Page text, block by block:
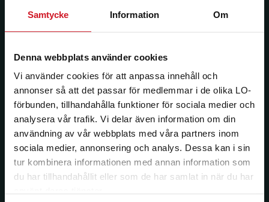
Samtycke Information Om
Denna webbplats använder cookies
Vi använder cookies för att anpassa innehåll och
annonser så att det passar för medlemmar i de olika LO-
förbunden, tillhandahålla funktioner för sociala medier och
analysera vår trafik. Vi delar även information om din
användning av vår webbplats med våra partners inom
sociala medier, annonsering och analys. Dessa kan i sin
tur kombinera informationen med annan information som
du har tillhandahållit eller som de har samlat in när du har
Jag vill ha e-post om aktuella erbjudanden och
medlemsförmåner från LO Mervärde. LO Mervärde
kommer att hantera mina personuppgifter i enlighet
med allmänna dataskyddsförordningen (GDPR). Jag
kan när som helst avsluta prenumerationen.